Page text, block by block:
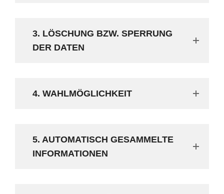
3. LÖSCHUNG BZW. SPERRUNG
DER DATEN
4. WAHLMÖGLICHKEIT
5. AUTOMATISCH GESAMMELTE
INFORMATIONEN